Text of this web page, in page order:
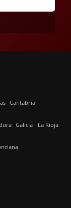
Cantabria
Galicia La Rioja